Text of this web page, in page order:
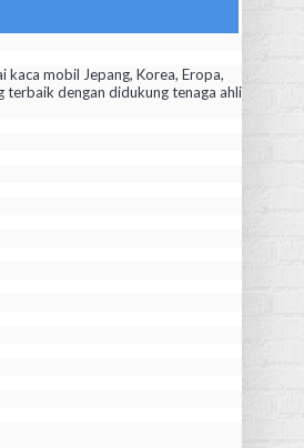
mobil Jepang, Korea, Eropa,
terbaik dengan didukung tenaga ahli